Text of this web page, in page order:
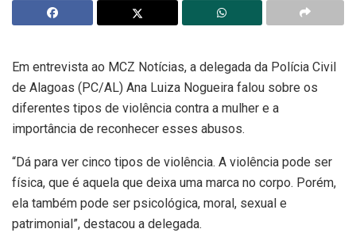
Em entrevista ao MCZ Notícias, a delegada da Polícia Civil
de Alagoas (PC/AL) Ana Luiza Nogueira falou sobre os
diferentes tipos de violência contra a mulher e a
importância de reconhecer esses abusos.
“Dá para ver cinco tipos de violência. A violência pode ser
física, que é aquela que deixa uma marca no corpo. Porém,
ela também pode ser psicológica, moral, sexual e
patrimonial”, destacou a delegada.